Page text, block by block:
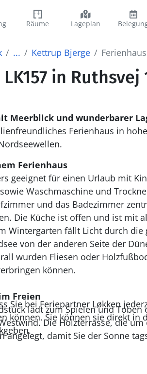
Räume Lageplan
... Kettrup Bjerge
in
Meerblick und wunderbarer
Ferienhaus in
Ferienhaus
geeignet für einen Urlaub mit
Waschmaschine und
und das Badezimmer zentral an
Die Küche ist offen und ist mit
Wintergarten fällt Licht durch die
von der anderen Seite der
wurden Fliesen oder
können.
Freien
lädt zum Spielen und Toben
angelegt, damit Sie der Sonne
Sie bei Feriepartner Løkken
können. Sie können sie direkt in